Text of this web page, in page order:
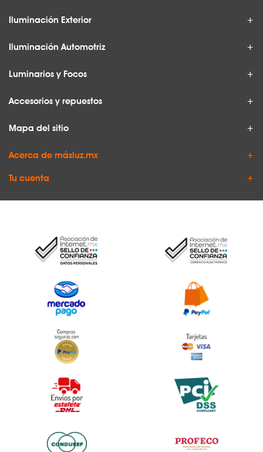
Iluminación Exterior
Iluminación Automotriz
Luminarios y Focos
Accesorios y repuestos
Mapa del sitio
Acerca de másluz.mx
Tu cuenta